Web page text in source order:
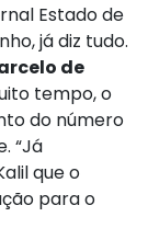
Estado de
já diz tudo.
de
tempo, o
do número
“Já
que o
para o